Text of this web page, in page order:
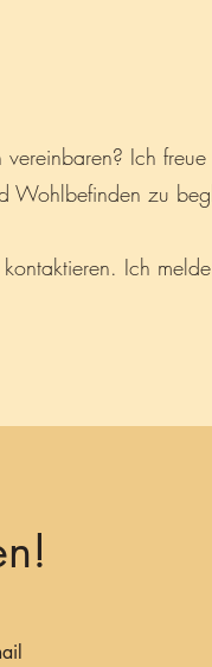
vereinbaren? Ich
Wohlbefinden zu
Ich